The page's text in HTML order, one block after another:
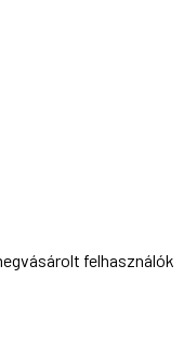
felhasználók